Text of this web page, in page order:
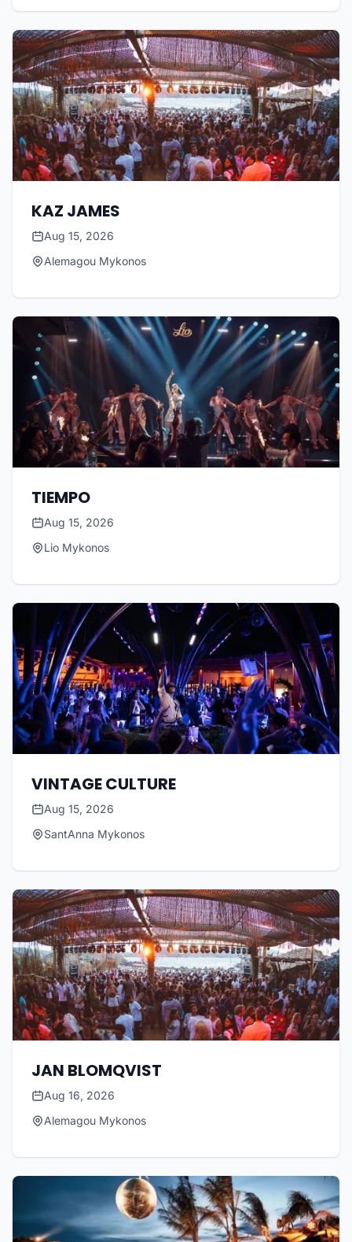
KAZ JAMES
Aug 15, 2026
Alemagou Mykonos
TIEMPO
Aug 15, 2026
Lio Mykonos
VINTAGE CULTURE
Aug 15, 2026
SantAnna Mykonos
JAN BLOMQVIST
Aug 16, 2026
Alemagou Mykonos